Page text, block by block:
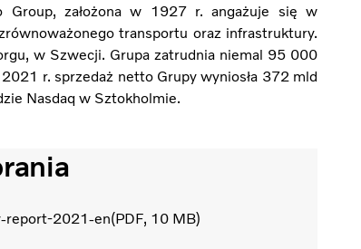
Group, założona w 1927 r. angażuje się w
transportu oraz infrastruktury.
w Szwecji. Grupa zatrudnia niemal 95 000
r. sprzedaż netto Grupy wyniosła 372 mld
Nasdaq w Sztokholmie.
report-2021-en PDF 10 MB